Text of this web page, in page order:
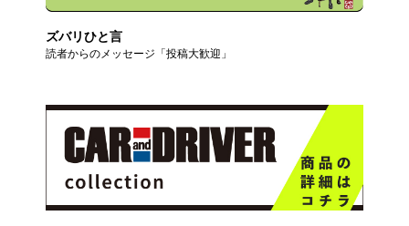
ズバリひと言
読者からのメッセージ「投稿大歓迎」